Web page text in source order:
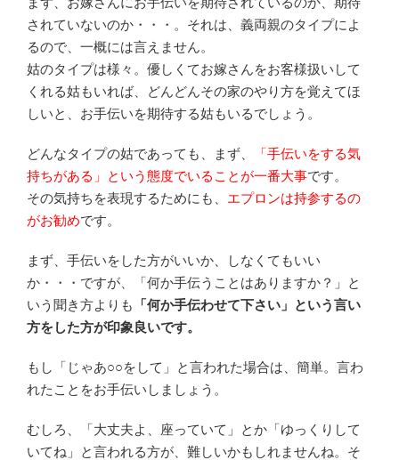
されていないのか・・・。それは、義両親のタイプによ
るので、一概には言えません。
姑のタイプは様々。優しくてお嫁さんをお客様扱いして
くれる姑もいれば、どんどんその家のやり方を覚えてほ
しいと、お手伝いを期待する姑もいるでしょう。
どんなタイプの姑であっても、まず、
「手伝いをする気
持ちがある」という態度でいることが一番大事です。
その気持ちを表現するためにも、 エプロンは持参するの
がお勧めです。
まず、手伝いをした方がいいか、しなくてもいい
か・・・ですが、「何か手伝うことはありますか？」と
いう聞き方よりも
「何か手伝わせて下さい」 という言い
方をした方が印象良いです。
もし「じゃあ○○をして」と言われた場合は、簡単。言わ
れたことをお手伝いしましょう。
むしろ、「大丈夫よ、座っていて」とか「ゆっくりして
いてね」と言われる方が、難しいかもしれませんね。そ